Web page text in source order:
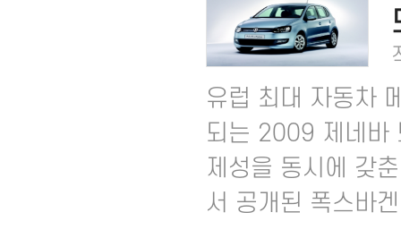
유럽 최대 자동차
되는 2009 제네바
제성을 동시에 갖
서 공개된 폭스바